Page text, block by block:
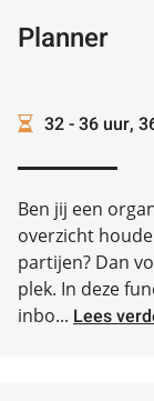
Planner
32 - 36 uur,
Ben jij een
overzicht
partijen? Dan
plek. In deze
inbo... Lees